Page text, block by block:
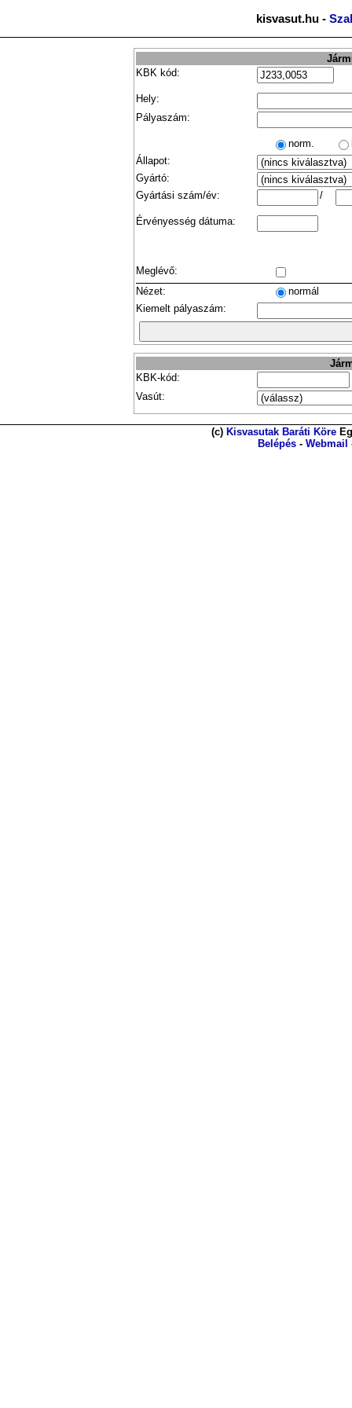
kisvasut.hu -
KBK kód:
Hely:
Pályaszám:
norm.
Állapot:
Gyártó:
Gyártási szám/év:
/
Érvényesség dátuma:
Meglévő:
Nézet:
normál
Kiemelt pályaszám:
KBK-kód:
Vasút:
(c) Kisvasutak Baráti Köre
Belépés - Webmail